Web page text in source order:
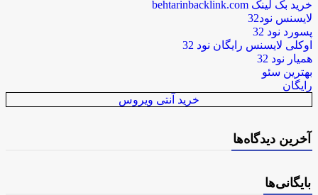
خرید بک لینک behtarinbacklink.com
لایسنس نود32
پسورد نود 32
اوکلی لایسنس رایگان نود 32
همیار نود 32
بهترین سئو
رایگان
خرید آنتی ویروس
آخرین دیدگاه‌ها
بایگانی‌ها